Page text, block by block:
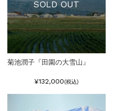
SOLD OUT
菊池潤子『田園の大雪山』
¥132,000(税込)